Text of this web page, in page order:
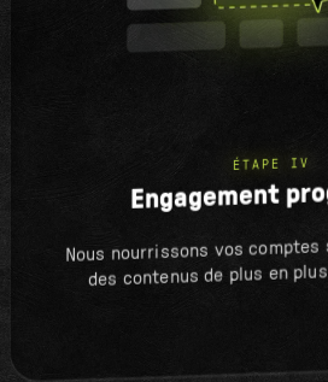
ÉTAPE IV
Engagement
Nous nourrissons vos
des contenus de plus en